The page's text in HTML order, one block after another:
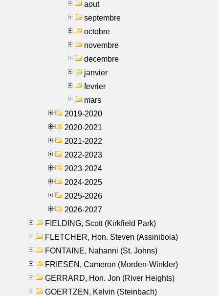
aout
septembre
octobre
novembre
decembre
janvier
fevrier
mars
2019-2020
2020-2021
2021-2022
2022-2023
2023-2024
2024-2025
2025-2026
2026-2027
FIELDING, Scott (Kirkfield Park)
FLETCHER, Hon. Steven (Assiniboia)
FONTAINE, Nahanni (St. Johns)
FRIESEN, Cameron (Morden-Winkler)
GERRARD, Hon. Jon (River Heights)
GOERTZEN, Kelvin (Steinbach)